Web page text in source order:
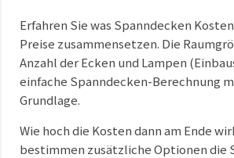
Erfahren Sie was Spanndecken
Preise zusammensetzen. Die
Anzahl der Ecken und Lampen
einfache Spanndecken-Berechnung
Grundlage.
Wie hoch die Kosten dann am Ende
bestimmen zusätzliche Optionen die